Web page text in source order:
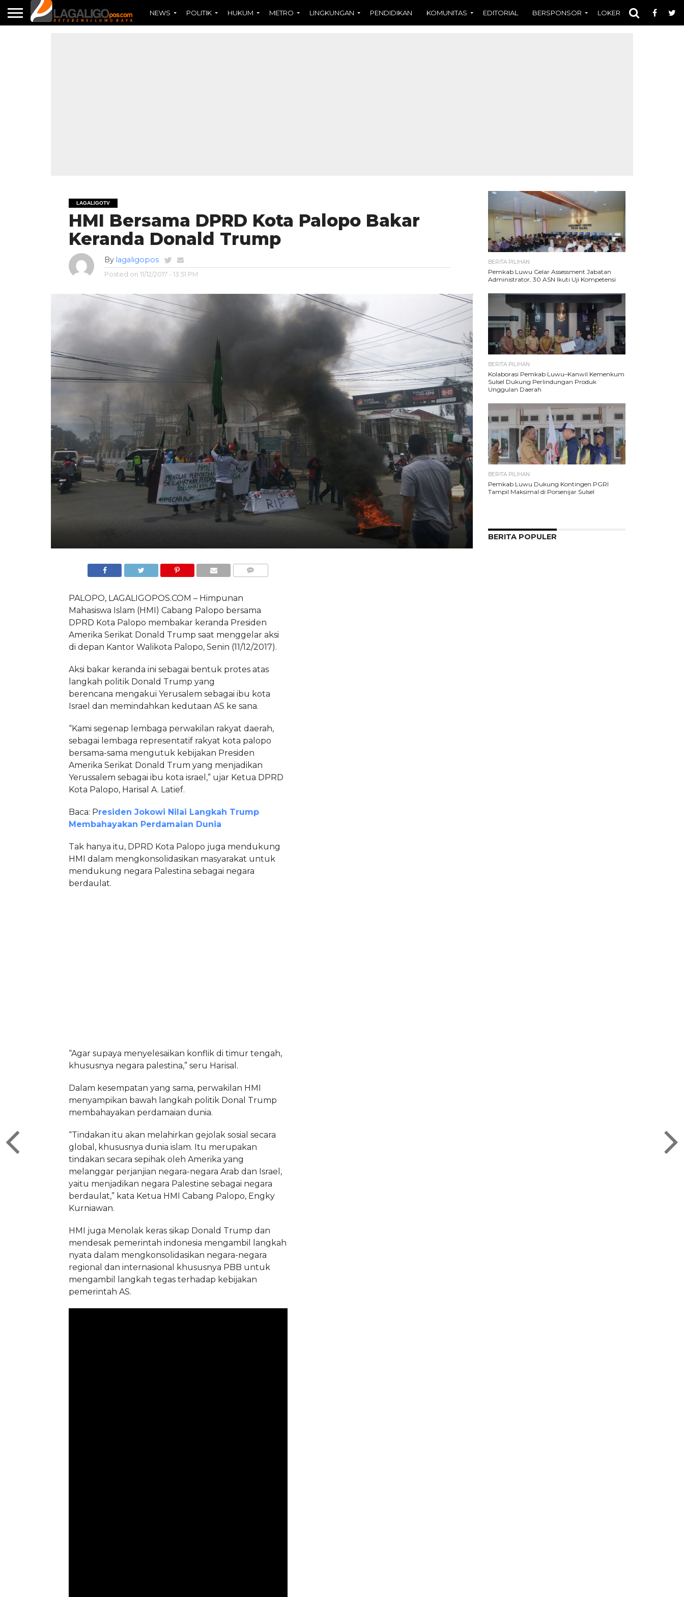
NEWS POLITIK HUKUM METRO LINGKUNGAN PENDIDIKAN KOMUNITAS EDITORIAL BERSPONSOR LOKER OPINI
LAGALIGOTV
HMI Bersama DPRD Kota Palopo Bakar
Keranda Donald Trump
By lagaligopos
Posted on 11/12/2017 - 13:51 PM
PALOPO, LAGALIGOPOS.COM – Himpunan
Mahasiswa Islam (HMI) Cabang Palopo bersama
DPRD Kota Palopo membakar keranda Presiden
Amerika Serikat Donald Trump saat menggelar aksi
di depan Kantor Walikota Palopo, Senin (11/12/2017).
Aksi bakar keranda ini sebagai bentuk protes atas
langkah politik Donald Trump yang
berencana mengakui Yerusalem sebagai ibu kota
Israel dan memindahkan kedutaan AS ke sana.
“Kami segenap lembaga perwakilan rakyat daerah,
sebagai lembaga representatif rakyat kota palopo
bersama-sama mengutuk kebijakan Presiden
Amerika Serikat Donald Trum yang menjadikan
Yerussalem sebagai ibu kota israel,” ujar Ketua DPRD
Kota Palopo, Harisal A. Latief.
Baca: Presiden Jokowi Nilai Langkah Trump
Membahayakan Perdamaian Dunia
Tak hanya itu, DPRD Kota Palopo juga mendukung
HMI dalam mengkonsolidasikan masyarakat untuk
mendukung negara Palestina sebagai negara
berdaulat.
“Agar supaya menyelesaikan konflik di timur tengah,
khususnya negara palestina,” seru Harisal.
Dalam kesempatan yang sama, perwakilan HMI
menyampikan bawah langkah politik Donal Trump
membahayakan perdamaian dunia.
“Tindakan itu akan melahirkan gejolak sosial secara
global, khususnya dunia islam. Itu merupakan
tindakan secara sepihak oleh Amerika yang
melanggar perjanjian negara-negara Arab dan Israel,
yaitu menjadikan negara Palestine sebagai negara
berdaulat,” kata Ketua HMI Cabang Palopo, Engky
Kurniawan.
HMI juga Menolak keras sikap Donald Trump dan
mendesak pemerintah indonesia mengambil langkah
nyata dalam mengkonsolidasikan negara-negara
regional dan internasional khususnya PBB untuk
mengambil langkah tegas terhadap kebijakan
pemerintah AS.
BERITA PILIHAN
Pemkab Luwu Gelar Assessment Jabatan
Administrator, 30 ASN Ikuti Uji Kompetensi
BERITA PILIHAN
Kolaborasi Pemkab Luwu–Kanwil Kemenkum
Sulsel Dukung Perlindungan Produk
Unggulan Daerah
BERITA PILIHAN
Pemkab Luwu Dukung Kontingen PGRI
Tampil Maksimal di Porsenijar Sulsel
BERITA POPULER